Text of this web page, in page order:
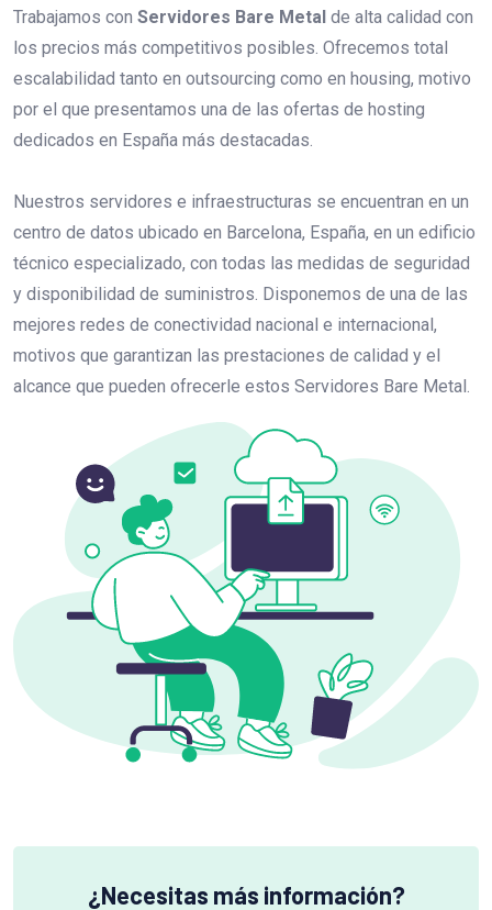
Trabajamos con Servidores Bare Metal de alta calidad con
los precios más competitivos posibles. Ofrecemos total
escalabilidad tanto en outsourcing como en housing, motivo
por el que presentamos una de las ofertas de hosting
dedicados en España más destacadas.
Nuestros servidores e infraestructuras se encuentran en un
centro de datos ubicado en Barcelona, España, en un edificio
técnico especializado, con todas las medidas de seguridad
y disponibilidad de suministros. Disponemos de una de las
mejores redes de conectividad nacional e internacional,
motivos que garantizan las prestaciones de calidad y el
alcance que pueden ofrecerle estos Servidores Bare Metal.
¿Necesitas más información?